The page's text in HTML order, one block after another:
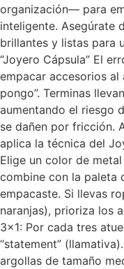
organización— para
inteligente. Asegúrate
brillantes y listas para
“Joyero Cápsula” El
empacar accesorios al
pongo”. Terminas
aumentando el riesgo
se dañen por fricción.
aplica la técnica del
Elige un color de
combine con la paleta
empacaste. Si llevas
naranjas), prioriza los
3×1: Por cada tres
“statement”
argollas de tamaño